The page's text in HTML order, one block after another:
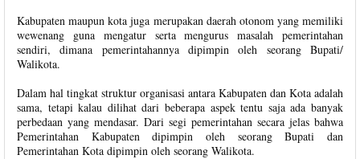
Kabupaten maupun kota juga merupakan daerah otonom yang memiliki
wewenang guna mengatur serta mengurus masalah pemerintahan
sendiri, dimana pemerintahannya dipimpin oleh seorang Bupati/
Walikota.
Dalam hal tingkat struktur organisasi antara Kabupaten dan Kota adalah
sama, tetapi kalau dilihat dari beberapa aspek tentu saja ada banyak
perbedaan yang mendasar. Dari segi pemerintahan secara jelas bahwa
Pemerintahan Kabupaten dipimpin oleh seorang Bupati dan
Pemerintahan Kota dipimpin oleh seorang Walikota.